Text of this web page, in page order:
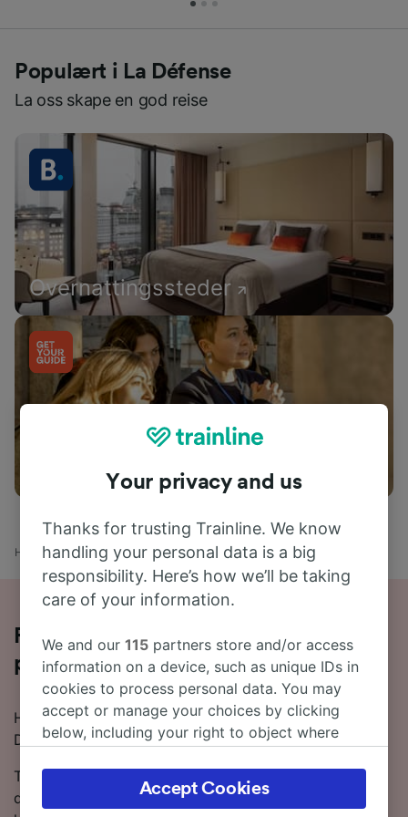
Populært i La Défense
La oss skape en god reise
Overnattingssteder
Aktiviteter
Hjem Togtider Brugge til La Défense
Reis med tog fra Brugge til La Défense
på 8 timer 18 minutter
Hvis du vil vite mer om reisen fra Brugge til La
Défense med tog, er dette stedet!
Togtiden ligger vanligvis på 12 timer 53 minutter hvis
du vil reise 266 km fra Brugge til La Défense, men du
Your privacy and us
Thanks for trusting Trainline. We know
handling your personal data is a big
responsibility. Here’s how we’ll be taking
care of your information.
We and our115 partners store and/or access
information on a device, such as unique IDs in
cookies to process personal data. You may
accept or manage your choices by clicking
below, including your right to object where
the privacy policy page. These choices will be
signaled to our partners and will not affect
Accept Cookies